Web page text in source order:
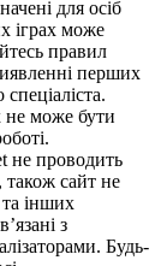
для осіб
іграх може
правил
перших
не може бути
не проводить
також сайт не
інших
з
Будь-